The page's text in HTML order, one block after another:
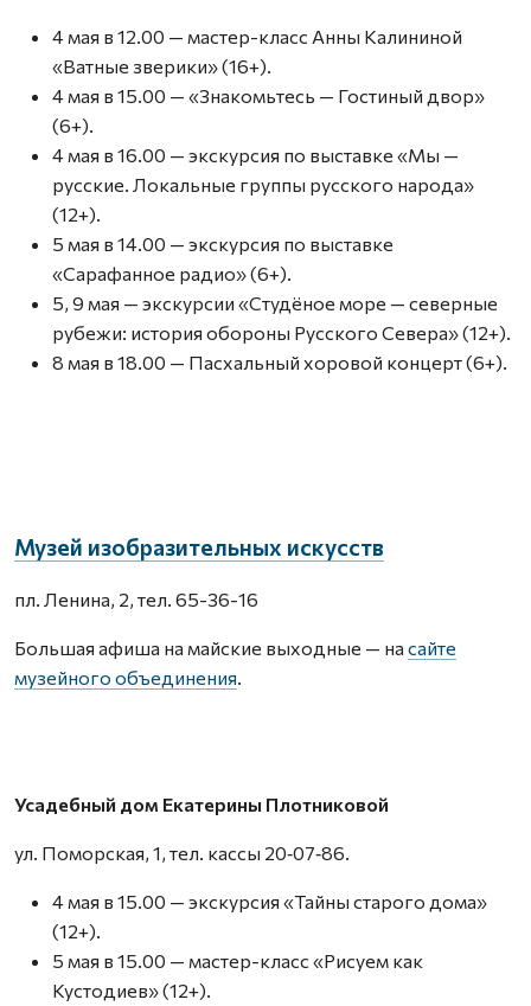
4 мая в 12.00 — мастер-класс Анны Калининой
«Ватные зверики» (16+).
4 мая в 15.00 — «Знакомьтесь — Гостиный двор»
(6+).
4 мая в 16.00 — экскурсия по выставке «Мы —
русские. Локальные группы русского народа»
(12+).
5 мая в 14.00 — экскурсия по выставке
«Сарафанное радио» (6+).
5, 9 мая — экскурсии «Студёное море — северные
рубежи: история обороны Русского Севера» (12+).
8 мая в 18.00 — Пасхальный хоровой концерт (6+).
Музей изобразительных искусств
пл. Ленина, 2, тел. 65-36-16
Большая афиша на майские выходные — на сайте
музейного объединения.
Усадебный дом Екатерины Плотниковой
ул. Поморская, 1, тел. кассы 20‑07‑86.
4 мая в 15.00 — экскурсия «Тайны старого дома»
(12+).
5 мая в 15.00 — мастер-класс «Рисуем как
Кустодиев» (12+).